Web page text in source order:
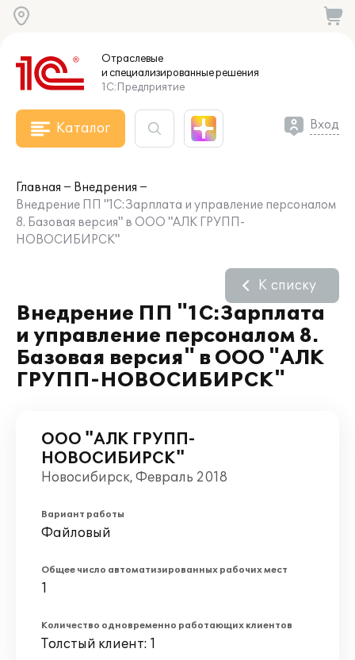
Отраслевые
и специализированныерешения
1С:Предприятие
Каталог Вход
Главная
Внедрения
Внедрение ПП "1С:Зарплата и управление персоналом
8. Базовая версия" в ООО "АЛК ГРУПП-
НОВОСИБИРСК"
Внедрение ПП "1С:Зарплата
и управление персоналом 8.
Базовая версия" в ООО "АЛК
ГРУПП-НОВОСИБИРСК"
К списку
ООО "АЛК ГРУПП-
НОВОСИБИРСК"
Новосибирск, Февраль 2018
Вариант работы
Файловый
Общее число автоматизированных рабочих мест
1
Количество одновременно работающих клиентов
Толстый клиент: 1